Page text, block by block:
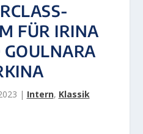
FÜR IRINA
| Intern, Klassik